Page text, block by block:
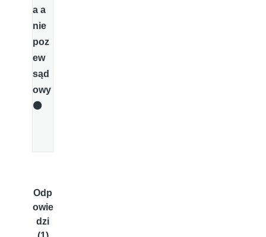
a a
nie
poz
ew
sąd
owy
⚫️
Odp
owie
dzi